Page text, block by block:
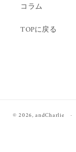
コラム
TOPに戻る
© 2026,andCharlie